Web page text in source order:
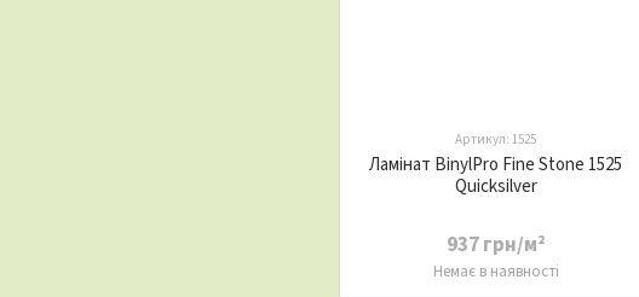
Артикул: 1525
Ламінат BinylPro Fine Stone 1525
Quicksilver
937 грн/м²
Немає в наявності